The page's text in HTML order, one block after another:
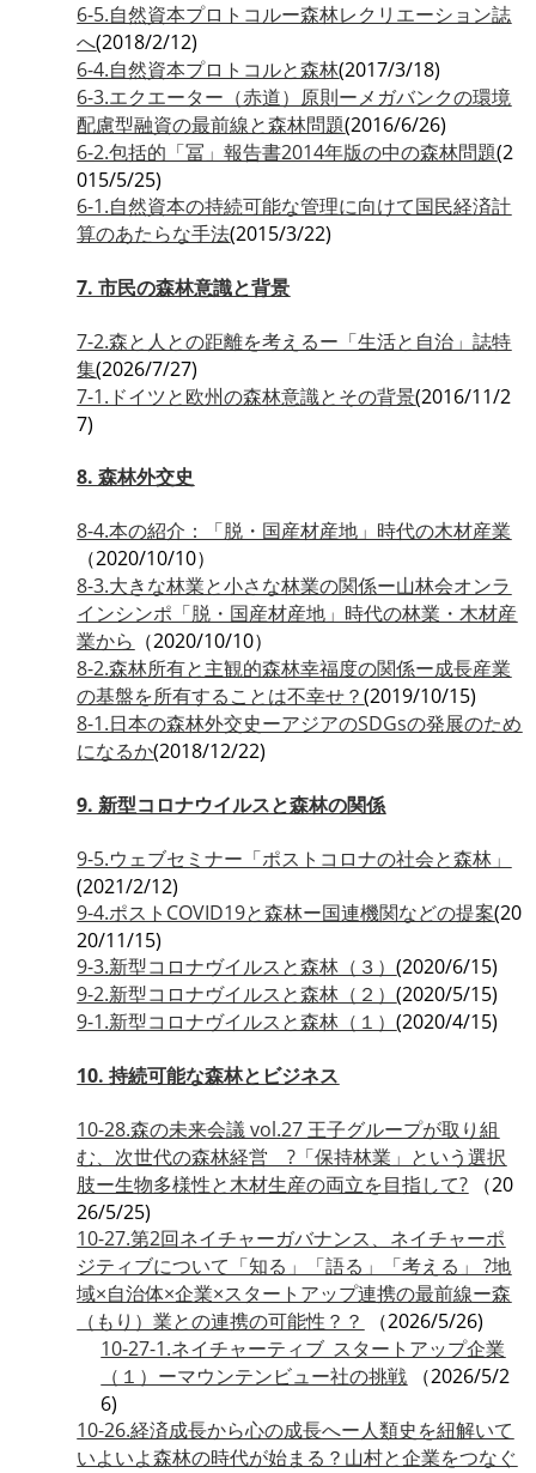
6-5.自然資本プロトコルー森林レクリエーション誌
へ(2018/2/12)
6-4.自然資本プロトコルと森林(2017/3/18)
6-3.エクエーター（赤道）原則ーメガバンクの環境
配慮型融資の最前線と森林問題(2016/6/26)
6-2.包括的「冨」報告書2014年版の中の森林問題(2
015/5/25)
6-1.自然資本の持続可能な管理に向けて国民経済計
算のあたらな手法(2015/3/22)
7. 市民の森林意識と背景
7-2.森と人との距離を考えるー「生活と自治」誌特
集(2026/7/27)
7-1.ドイツと欧州の森林意識とその背景(2016/11/2
7)
8. 森林外交史
8-4.本の紹介：「脱・国産材産地」時代の木材産業
（2020/10/10）
8-3.大きな林業と小さな林業の関係ー山林会オンラ
インシンポ「脱・国産材産地」時代の林業・木材産
業から （2020/10/10）
8-2.森林所有と主観的森林幸福度の関係ー成長産業
の基盤を所有することは不幸せ？(2019/10/15)
8-1.日本の森林外交史ーアジアのSDGsの発展のため
になるか(2018/12/22)
9. 新型コロナウイルスと森林の関係
9-5.ウェブセミナー「ポストコロナの社会と森林」
(2021/2/12)
9-4.ポストCOVID19と森林ー国連機関などの提案(20
20/11/15)
9-3.新型コロナヴイルスと森林（３）(2020/6/15)
9-2.新型コロナヴイルスと森林（２）(2020/5/15)
9-1.新型コロナヴイルスと森林（１）(2020/4/15)
10. 持続可能な森林とビジネス
10-28.森の未来会議 vol.27 王子グループが取り組
む、次世代の森林経営 ?「保持林業」という選択
肢ー生物多様性と木材生産の両立を目指して? （20
26/5/25)
10-27.第2回ネイチャーガバナンス、ネイチャーポ
ジティブについて「知る」「語る」「考える」 ?地
域×自治体×企業×スタートアップ連携の最前線ー森
（もり）業との連携の可能性？？
（2026/5/26)
10-27-1.ネイチャーティブ_スタートアップ企業
（１）ーマウンテンビュー社の挑戦 （2026/5/2
6)
10-26.経済成長から心の成長へー人類史を紐解いて
いよいよ森林の時代が始まる？山村と企業をつなぐ